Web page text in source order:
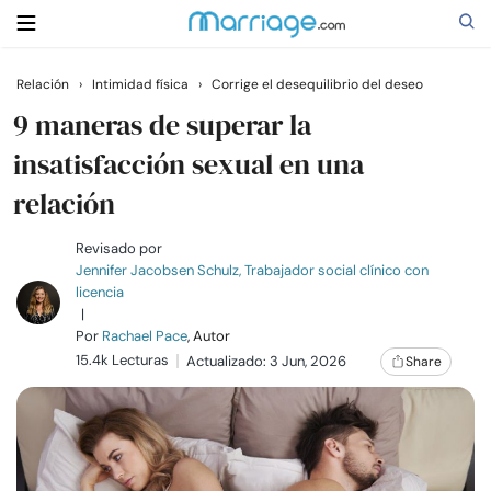
Buscar
Casarse
Relaciones
Familia
Ayuda
Cursos
Relación › Intimidad física › Corrige el desequilibrio del deseo
9 maneras de superar la
insatisfacción sexual en una
relación
Revisado por
Jennifer Jacobsen Schulz, Trabajador social clínico con
licencia
|
Por Rachael Pace, Autor
15.4k Lecturas
Actualizado: 3 Jun, 2026 Share